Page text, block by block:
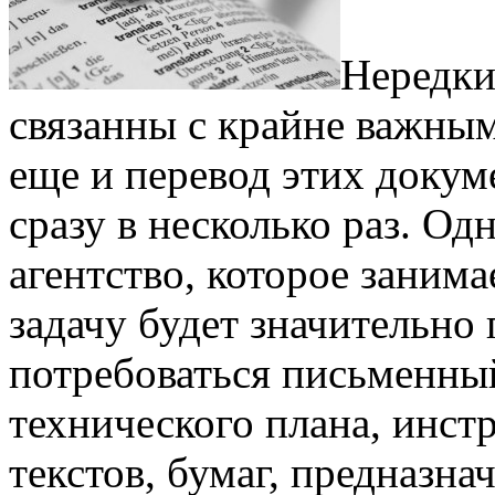
связанны с крайне
еще и перевод этих
сразу в несколько раз.
агентство, которое
задачу будет
потребоваться
технического плана,
текстов, бумаг,